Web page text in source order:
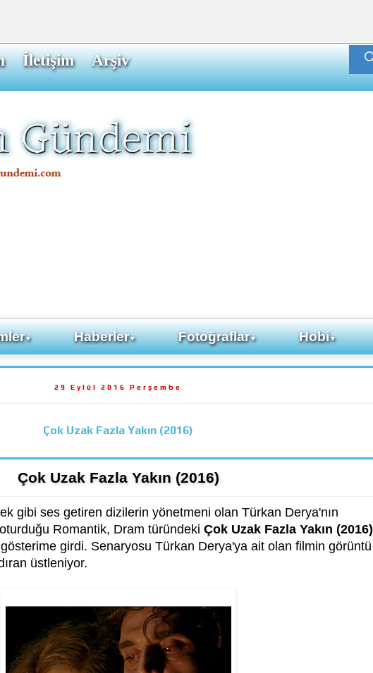
İletişim Arşiv
▼ Haberler▼ Fotoğraflar▼ Hobi▼
29 Eylül 2016 Perşembe
Çok Uzak Fazla Yakın (2016)
Çok Uzak Fazla Yakın (2016)
gibi ses getiren dizilerin yönetmeni olan Türkan Derya'nın
Romantik, Dram türündeki Çok Uzak Fazla Yakın (2016)
girdi. Senaryosu Türkan Derya'ya ait olan filmin görüntü
üstleniyor.